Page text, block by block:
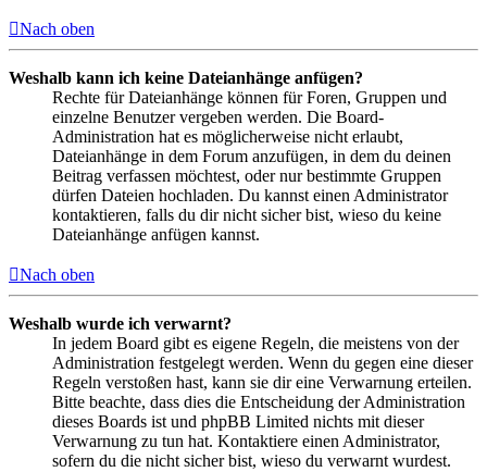
Nach oben
Weshalb kann ich keine Dateianhänge anfügen?
Rechte für Dateianhänge können für Foren, Gruppen und
einzelne Benutzer vergeben werden. Die Board-
Administration hat es möglicherweise nicht erlaubt,
Dateianhänge in dem Forum anzufügen, in dem du deinen
Beitrag verfassen möchtest, oder nur bestimmte Gruppen
dürfen Dateien hochladen. Du kannst einen Administrator
kontaktieren, falls du dir nicht sicher bist, wieso du keine
Dateianhänge anfügen kannst.
Nach oben
Weshalb wurde ich verwarnt?
In jedem Board gibt es eigene Regeln, die meistens von der
Administration festgelegt werden. Wenn du gegen eine dieser
Regeln verstoßen hast, kann sie dir eine Verwarnung erteilen.
Bitte beachte, dass dies die Entscheidung der Administration
dieses Boards ist und phpBB Limited nichts mit dieser
Verwarnung zu tun hat. Kontaktiere einen Administrator,
sofern du die nicht sicher bist, wieso du verwarnt wurdest.